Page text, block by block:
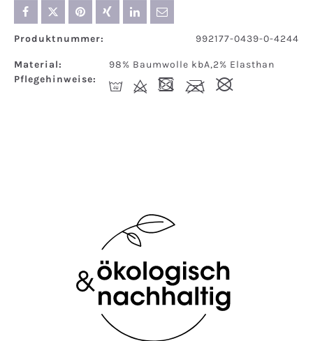
Produktnummer: 992177-0439-0-4244
Material:
98% Baumwolle kbA,2% Elasthan
Pflegehinweise:
I d - l #